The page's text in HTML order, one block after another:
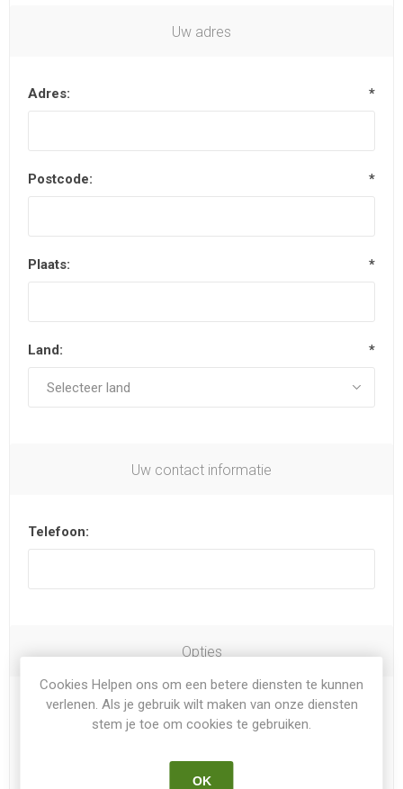
Uw adres
Adres: *
Postcode: *
Plaats: *
Land: *
Uw contact informatie
Telefoon:
Opties
Nieuwsbrief
Cookies Helpen ons om een betere diensten te kunnen
verlenen. Als je gebruik wilt maken van onze diensten
stem je toe om cookies te gebruiken.
OK